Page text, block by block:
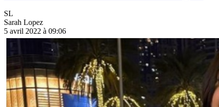
SL
Sarah Lopez
5 avril 2022 à 09:06